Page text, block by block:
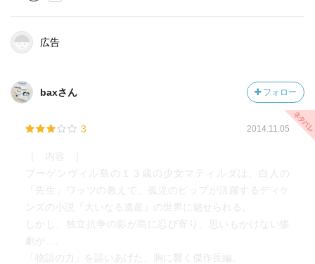
題系はオーストラリア・ニュージーランドというところに
それは作者ロイド・ジョーンズの出自でもある。
もう一つなんか補足あったような気が…
切れ端を繋ぐと…
「ミスター・ピップ」の補足その２とその後。
兵の士官をなんだか悲しげに描写しているということ。な
ぜこんなことを命令しているのか、自分ではわからないと
いった様子、なのだという。
その後、またミセス・ワッツが皆の思い出とともに埋葬さ
れ、ワッツの授業が再開された。「大いなる遺産」の本は
燃えてしまったため、子供達の思い出した切れ端をワッツ
が繋ぎ止めて結んでいく、という作業。これは先のミセ
広告
baxさん フォロー
3 2014.11.05
［ 内容 ］
ブーゲンヴィル島の１３歳の少女マティルダは、白人の
「先生」ワッツの教えで、孤児のピップが活躍するディケ
ンズの小説『大いなる遺産』の世界に魅せられる。
しかし、独立抗争の影が島に忍び寄り、思いもかけない惨
劇が…。
「物語の力」を謳いあげた、胸に響く傑作長編。